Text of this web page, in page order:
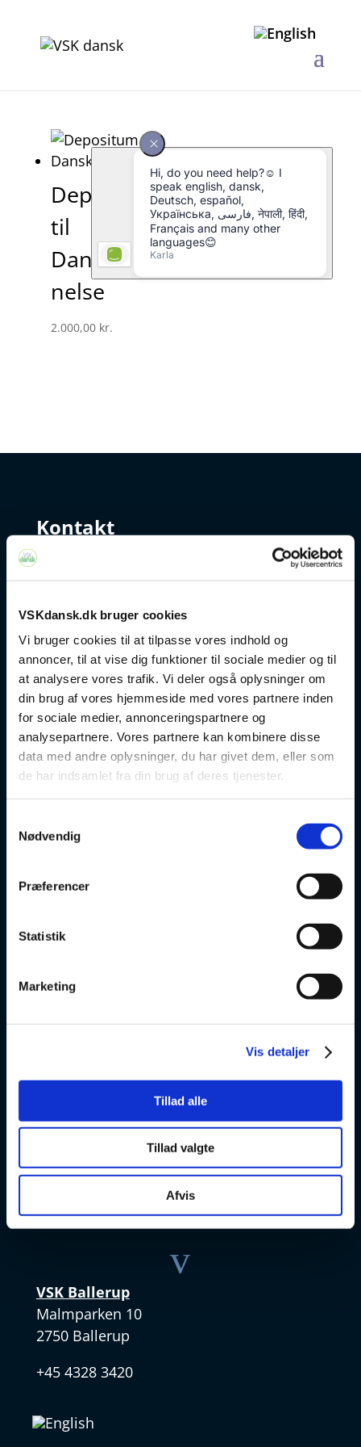
VSKdansk.dk bruger cookies
Vi bruger cookies til at tilpasse vores indhold og
annoncer, til at vise dig funktioner til sociale medier og til
at analysere vores trafik. Vi deler også oplysninger om
din brug af vores hjemmeside med vores partnere inden
for sociale medier, annonceringspartnere og
analysepartnere. Vores partnere kan kombinere disse
data med andre oplysninger, du har givet dem, eller som
de har indsamlet fra din brug af deres tjenester.
Nødvendig
Præferencer
Statistik
Marketing
Vis detaljer
Tillad alle
Tillad valgte
Afvis
Depositum
til
Danskuddan
nelse
2.000,00 kr.
Kontakt
sprogcenter@brondby.dk
VSK Corporate
Danskuddannelse
FVU
Særlige kurser
Skolevej 6
v
VSK Amager
2770 Kastrup
v
VSK Ballerup
Malmparken 10
2750 Ballerup
+45 4328 3420